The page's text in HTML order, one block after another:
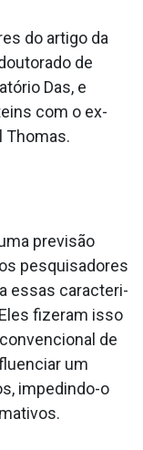
do artigo da
de
Das, e
com o ex-
Thomas.
previsão
pesquisadores
essas caracteri­
fizeram isso
de
um
impedindo-o